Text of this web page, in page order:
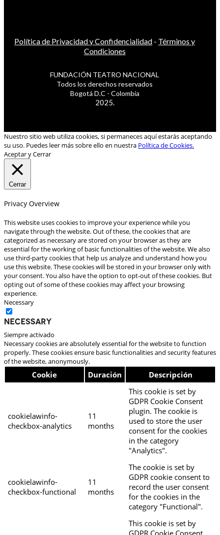
Política de Privacidad y Confidencialidad - Términos y
Condiciones
FUNDACIÓN TEATRO NACIONAL
Todos los derechos reservados
Bogotá D.C - Colombia
2025.
Nuestro sitio web utiliza cookies, si permaneces aquí estarás aceptando
su uso. Puedes leer más sobre ello en nuestra Política de Cookies.
Aceptar y Cerrar
Cerrar
Privacy Overview
This website uses cookies to improve your experience while you
navigate through the website. Out of these, the cookies that are
categorized as necessary are stored on your browser as they are
essential for the working of basic functionalities of the website. We also
use third-party cookies that help us analyze and understand how you
use this website. These cookies will be stored in your browser only with
your consent. You also have the option to opt-out of these cookies. But
opting out of some of these cookies may affect your browsing
experience.
Necessary
Necessary
Siempre activado
Necessary cookies are absolutely essential for the website to function
properly. These cookies ensure basic functionalities and security features
of the website, anonymously.
Cookie Duración Descripción
cookielawinfo-
checkbox-analytics
11
months
This cookie is set by
GDPR Cookie Consent
plugin. The cookie is
used to store the user
consent for the cookies
in the category
"Analytics".
cookielawinfo-
checkbox-functional
11
months
The cookie is set by
GDPR cookie consent to
record the user consent
for the cookies in the
category "Functional".
This cookie is set by
GDPR Cookie Consent